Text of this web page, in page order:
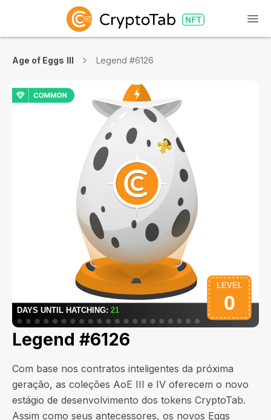
Age of Eggs III Legend #6126
Legend #6126
Com base nos contratos inteligentes da próxima
geração, as coleções AoE III e IV oferecem o novo
estágio de desenvolvimento dos tokens CryptoTab.
Assim como seus antecessores, os novos Eggs